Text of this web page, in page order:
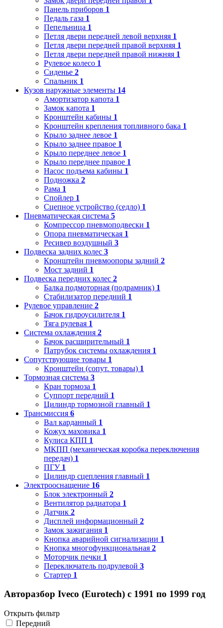
Панель приборов 1
Педаль газа 1
Пепельница 1
Петля двери передней левой верхняя 1
Петля двери передней правой верхняя 1
Петля двери передней правой нижняя 1
Рулевое колесо 1
Сиденье 2
Спальник 1
Кузов наружные элементы 14
Амортизатор капота 1
Замок капота 1
Кронштейн кабины 1
Кронштейн крепления топливного бака 1
Крыло заднее левое 1
Крыло заднее правое 1
Крыло переднее левое 1
Крыло переднее правое 1
Насос подъема кабины 1
Подножка 2
Рама 1
Спойлер 1
Сцепное устройство (седло) 1
Пневматическая система 5
Компрессор пневмоподвески 1
Опора пневматическая 1
Ресивер воздушный 3
Подвеска задних колес 3
Кронштейн пневмоопоры задний 2
Мост задний 1
Подвеска передних колес 2
Балка подмоторная (подрамник) 1
Стабилизатор передний 1
Рулевое управление 2
Бачок гидроусилителя 1
Тяга рулевая 1
Система охлаждения 2
Бачок расширительный 1
Патрубок системы охлаждения 1
Сопутствующие товары 1
Кронштейн (сопут. товары) 1
Тормозная система 3
Кран тормоза 1
Суппорт передний 1
Цилиндр тормозной главный 1
Трансмиссия 6
Вал карданный 1
Кожух маховика 1
Кулиса КПП 1
МКПП (механическая коробка переключения
передач) 1
ПГУ 1
Цилиндр сцепления главный 1
Электрооснащение 16
Блок электронный 2
Вентилятор радиатора 1
Датчик 2
Дисплей информационный 2
Замок зажигания 1
Кнопка аварийной сигнализации 1
Кнопка многофункциональная 2
Моторчик печки 1
Переключатель подрулевой 3
Стартер 1
Авторазбор Iveco (Eurotech) с 1991 по 1999 год
Открыть фильтр
Передний